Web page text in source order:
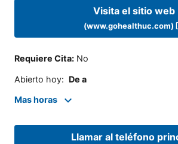
Visita el sitio web
(www.gohealthuc.com)
Requiere Cita: No
Abierto hoy: De a
Mas horas
Llamar al teléfono